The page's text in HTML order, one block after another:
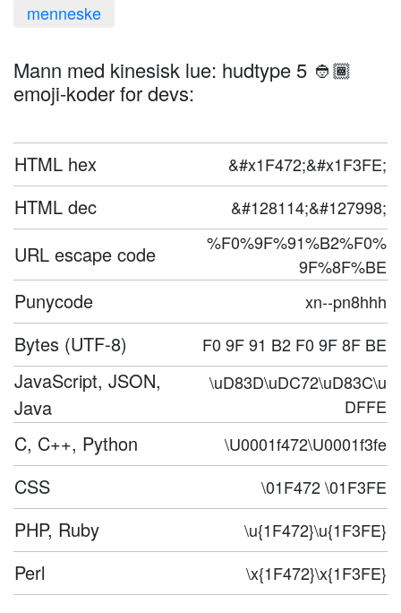
menneske
Mann med kinesisk lue: hudtype 5 👲🏾
emoji-koder for devs:
HTML hex &#x1F472;&#x1F3FE;
HTML dec &#128114;&#127998;
URL escape code
%F0%9F%91%B2%F0%
9F%8F%BE
Punycode xn--pn8hhh
Bytes (UTF-8) F0 9F 91 B2 F0 9F 8F BE
JavaScript, JSON,
Java
\uD83D\uDC72\uD83C\u
DFFE
C, C++, Python \U0001f472\U0001f3fe
CSS \01F472 \01F3FE
PHP, Ruby \u{1F472}\u{1F3FE}
Perl \x{1F472}\x{1F3FE}